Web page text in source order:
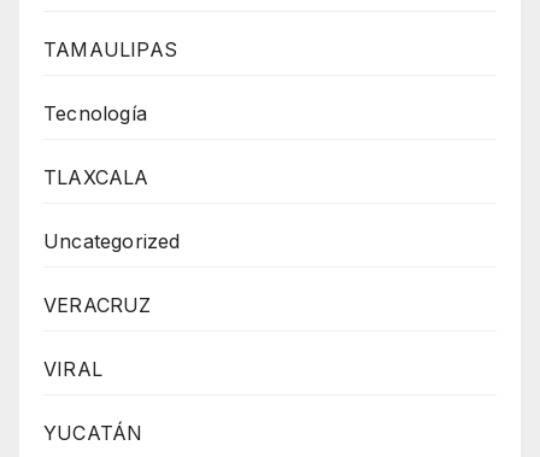
TAMAULIPAS
Tecnología
TLAXCALA
Uncategorized
VERACRUZ
VIRAL
YUCATÁN